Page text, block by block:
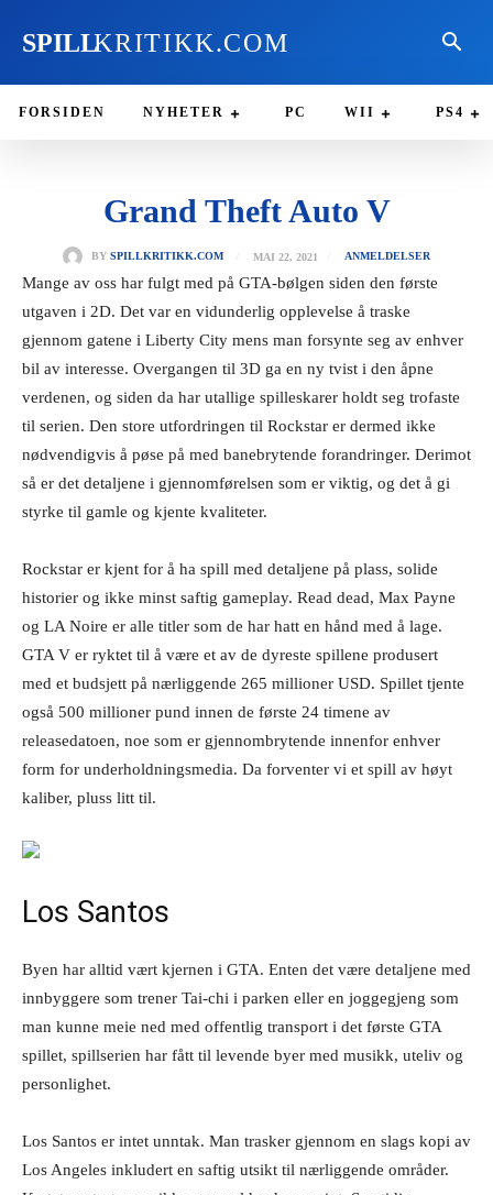
SPILLKRITIKK.COM
FORSIDEN NYHETER PC WII PS4
Grand Theft Auto V
BY SPILLKRITIKK.COM MAI 22, 2021 ANMELDELSER
Mange av oss har fulgt med på GTA-bølgen siden den første
utgaven i 2D. Det var en vidunderlig opplevelse å traske
gjennom gatene i Liberty City mens man forsynte seg av enhver
bil av interesse. Overgangen til 3D ga en ny tvist i den åpne
verdenen, og siden da har utallige spilleskarer holdt seg trofaste
til serien. Den store utfordringen til Rockstar er dermed ikke
nødvendigvis å pøse på med banebrytende forandringer. Derimot
så er det detaljene i gjennomførelsen som er viktig, og det å gi
styrke til gamle og kjente kvaliteter.
Rockstar er kjent for å ha spill med detaljene på plass, solide
historier og ikke minst saftig gameplay. Read dead, Max Payne
og LA Noire er alle titler som de har hatt en hånd med å lage.
GTA V er ryktet til å være et av de dyreste spillene produsert
med et budsjett på nærliggende 265 millioner USD. Spillet tjente
også 500 millioner pund innen de første 24 timene av
releasedatoen, noe som er gjennombrytende innenfor enhver
form for underholdningsmedia. Da forventer vi et spill av høyt
kaliber, pluss litt til.
Los Santos
Byen har alltid vært kjernen i GTA. Enten det være detaljene med
innbyggere som trener Tai-chi i parken eller en joggegjeng som
man kunne meie ned med offentlig transport i det første GTA
spillet, spillserien har fått til levende byer med musikk, uteliv og
personlighet.
Los Santos er intet unntak. Man trasker gjennom en slags kopi av
Los Angeles inkludert en saftig utsikt til nærliggende områder.